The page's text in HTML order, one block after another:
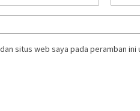
situs web saya pada peramban